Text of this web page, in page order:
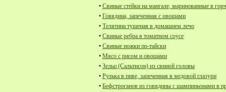
• Свиные стейки на мангале, маринованные в
• Говядина, запеченная с овощами
• Телятина тушеная в домашнем лечо
• Свиные ребра в томатном соусе
• Свиные ножки по-тайски
• Мясо с рисом и овощами
• Зельц (Сальтисон) из свиной головы
• Рулька в пиве, запеченная в медовой глазури
• Бефстроганов из говядины с шампиньонами в